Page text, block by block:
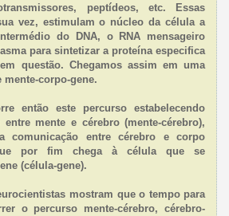
peptídeos, etc. Essas
vez, estimulam o núcleo da célula a
do DNA, o RNA mensageiro
para sintetizar a proteína especifica
questão. Chegamos assim em uma
corpo-gene.
então este percurso estabelecendo
mente e cérebro (mente-cérebro),
comunicação entre cérebro e corpo
por fim chega à célula que se
(célula-gene).
mostram que o tempo para
o percurso mente-cérebro, cérebro-